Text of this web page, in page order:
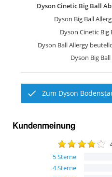
Dyson Big Ball
Dyson Cinetic
Dyson Ball Allergy
Dyson Big
Zum Dyson
Kundenmeinung
5Sterne
4Sterne